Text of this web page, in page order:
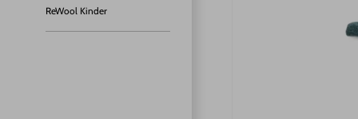
ReWool Kinder